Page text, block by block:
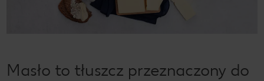
Masło to tłuszcz przeznaczony do